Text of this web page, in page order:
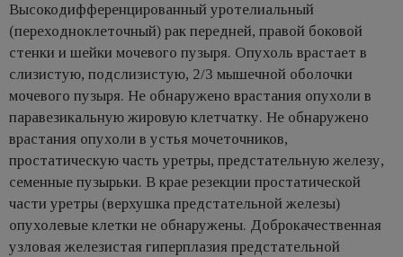
Высокодифференцированный уротелиальный
(переходноклеточный) рак передней, правой боковой
стенки и шейки мочевого пузыря. Опухоль врастает в
слизистую, подслизистую, 2/3 мышечной оболочки
мочевого пузыря. Не обнаружено врастания опухоли в
паравезикальную жировую клетчатку. Не обнаружено
врастания опухоли в устья мочеточников,
простатическую часть уретры, предстательную железу,
семенные пузырьки. В крае резекции простатической
части уретры (верхушка предстательной железы)
опухолевые клетки не обнаружены. Доброкачественная
узловая железистая гиперплазия предстательной